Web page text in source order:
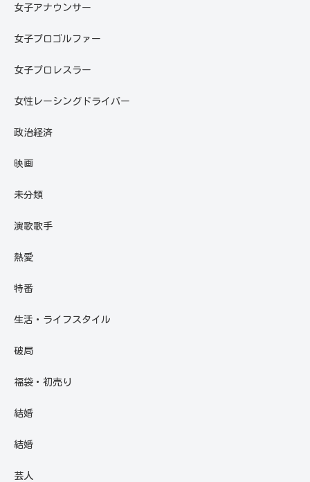
女子アナウンサー
女子プロゴルファー
女子プロレスラー
女性レーシングドライバー
政治経済
映画
未分類
演歌歌手
熱愛
特番
生活・ライフスタイル
破局
福袋・初売り
結婚
結婚
芸人